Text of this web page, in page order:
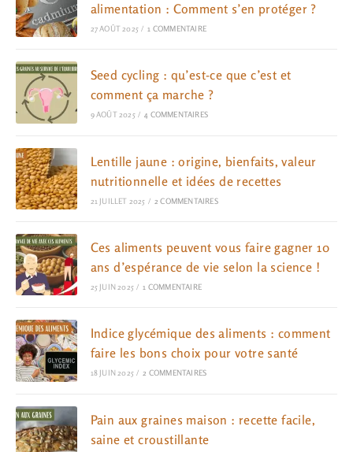
alimentation : Comment s’en protéger ?
27 AOÛT 2025 / 1 COMMENTAIRE
Seed cycling : qu’est-ce que c’est et
comment ça marche ?
9 AOÛT 2025 / 4 COMMENTAIRES
Lentille jaune : origine, bienfaits, valeur
nutritionnelle et idées de recettes
21 JUILLET 2025 / 2 COMMENTAIRES
Ces aliments peuvent vous faire gagner 10
ans d’espérance de vie selon la science !
25 JUIN 2025 / 1 COMMENTAIRE
Indice glycémique des aliments : comment
faire les bons choix pour votre santé
18 JUIN 2025 / 2 COMMENTAIRES
Pain aux graines maison : recette facile,
saine et croustillante